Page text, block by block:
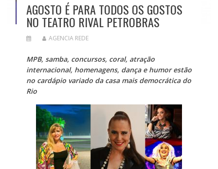
AGOSTO É PARA TODOS OS GOSTOS
NO TEATRO RIVAL PETROBRAS
AGENCIA REDE
MPB, samba, concursos, coral, atração
internacional, homenagens, dança e humor estão
no cardápio variado da casa mais democrática do
Rio